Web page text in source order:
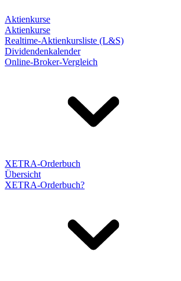
Aktienkurse
Aktienkurse
Realtime-Aktienkursliste (L&S)
Dividendenkalender
Online-Broker-Vergleich
XETRA-Orderbuch
Übersicht
XETRA-Orderbuch?